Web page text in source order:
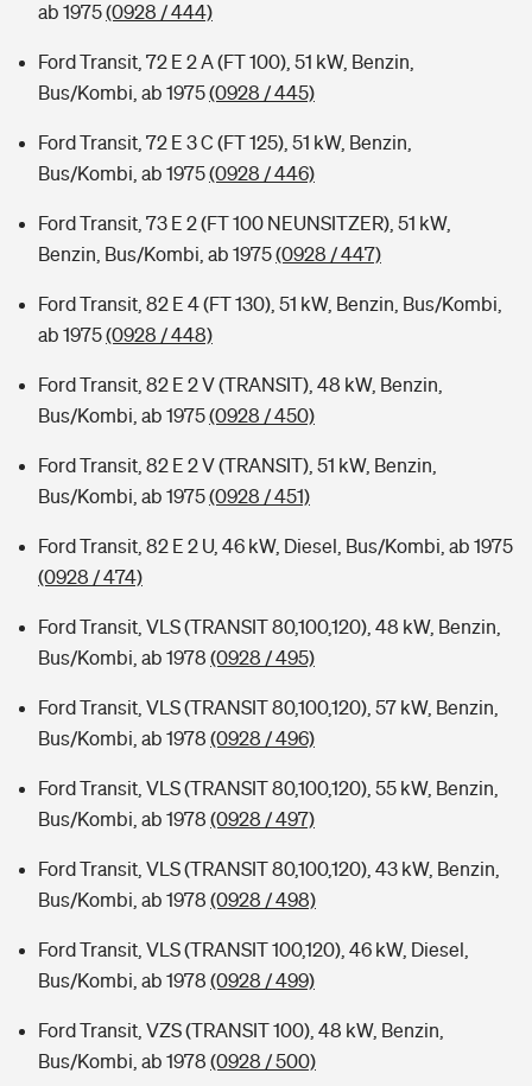
ab 1975(0928 / 444)
Ford Transit, 72 E 2 A (FT 100), 51 kW, Benzin,
Bus/Kombi, ab 1975(0928 / 445)
Ford Transit, 72 E 3 C (FT 125), 51 kW, Benzin,
Bus/Kombi, ab 1975(0928 / 446)
Ford Transit, 73 E 2 (FT 100 NEUNSITZER), 51 kW,
Benzin, Bus/Kombi, ab 1975(0928 / 447)
Ford Transit, 82 E 4 (FT 130), 51 kW, Benzin, Bus/Kombi,
ab 1975(0928 / 448)
Ford Transit, 82 E 2 V (TRANSIT), 48 kW, Benzin,
Bus/Kombi, ab 1975(0928 / 450)
Ford Transit, 82 E 2 V (TRANSIT), 51 kW, Benzin,
Bus/Kombi, ab 1975(0928 / 451)
Ford Transit, 82 E 2 U, 46 kW, Diesel, Bus/Kombi, ab 1975
(0928 / 474)
Ford Transit, VLS (TRANSIT 80,100,120), 48 kW, Benzin,
Bus/Kombi, ab 1978 (0928 / 495)
Ford Transit, VLS (TRANSIT 80,100,120), 57 kW, Benzin,
Bus/Kombi, ab 1978 (0928 / 496)
Ford Transit, VLS (TRANSIT 80,100,120), 55 kW, Benzin,
Bus/Kombi, ab 1978 (0928 / 497)
Ford Transit, VLS (TRANSIT 80,100,120), 43 kW, Benzin,
Bus/Kombi, ab 1978 (0928 / 498)
Ford Transit, VLS (TRANSIT 100,120), 46 kW, Diesel,
Bus/Kombi, ab 1978 (0928 / 499)
Ford Transit, VZS (TRANSIT 100), 48 kW, Benzin,
Bus/Kombi, ab 1978 (0928 / 500)